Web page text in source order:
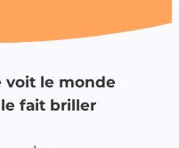
voit le monde
fait briller